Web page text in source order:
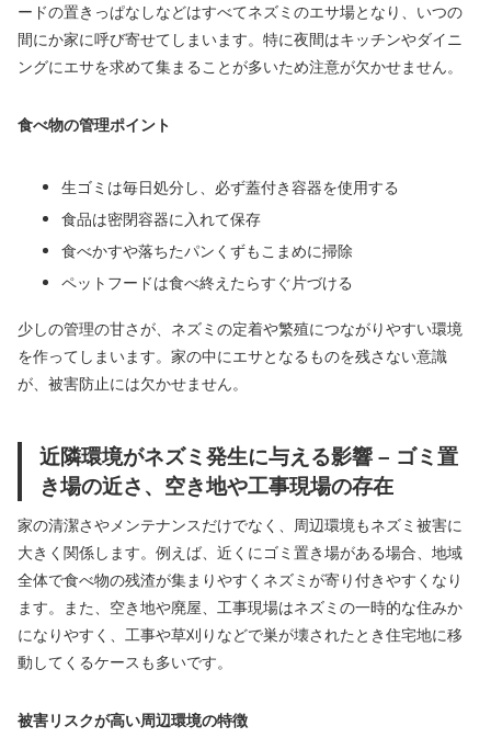
ードの置きっぱなしなどはすべてネズミのエサ場となり、いつの
間にか家に呼び寄せてしまいます。特に夜間はキッチンやダイニ
ングにエサを求めて集まることが多いため注意が欠かせません。
食べ物の管理ポイント
生ゴミは毎日処分し、必ず蓋付き容器を使用する
食品は密閉容器に入れて保存
食べかすや落ちたパンくずもこまめに掃除
ペットフードは食べ終えたらすぐ片づける
少しの管理の甘さが、ネズミの定着や繁殖につながりやすい環境
を作ってしまいます。家の中にエサとなるものを残さない意識
が、被害防止には欠かせません。
近隣環境がネズミ発生に与える影響 – ゴミ置
き場の近さ、空き地や工事現場の存在
家の清潔さやメンテナンスだけでなく、周辺環境もネズミ被害に
大きく関係します。例えば、近くにゴミ置き場がある場合、地域
全体で食べ物の残渣が集まりやすくネズミが寄り付きやすくなり
ます。また、空き地や廃屋、工事現場はネズミの一時的な住みか
になりやすく、工事や草刈りなどで巣が壊されたとき住宅地に移
動してくるケースも多いです。
被害リスクが高い周辺環境の特徴